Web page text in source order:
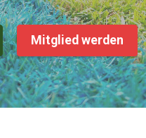
Mitglied werden